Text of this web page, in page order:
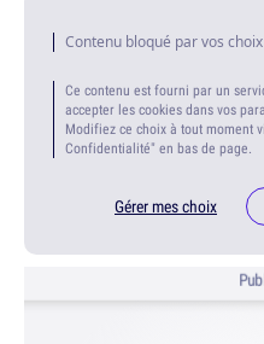
Contenu bloqué par vos
Ce contenu est fourni par un
accepter les cookies dans vos
Modifiez ce choix à tout moment
Confidentialité" en bas de page.
Gérer mes choix